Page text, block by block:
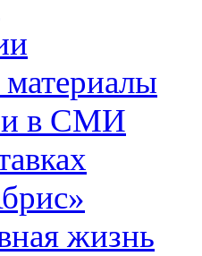
в СМИ
жизнь